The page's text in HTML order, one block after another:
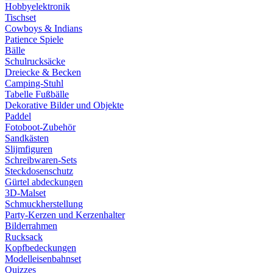
Hobbyelektronik
Tischset
Cowboys & Indians
Patience Spiele
Bälle
Schulrucksäcke
Dreiecke & Becken
Camping-Stuhl
Tabelle Fußbälle
Dekorative Bilder und Objekte
Paddel
Fotoboot-Zubehör
Sandkästen
Slijmfiguren
Schreibwaren-Sets
Steckdosenschutz
Gürtel abdeckungen
3D-Malset
Schmuckherstellung
Party-Kerzen und Kerzenhalter
Bilderrahmen
Rucksack
Kopfbedeckungen
Modelleisenbahnset
Quizzes